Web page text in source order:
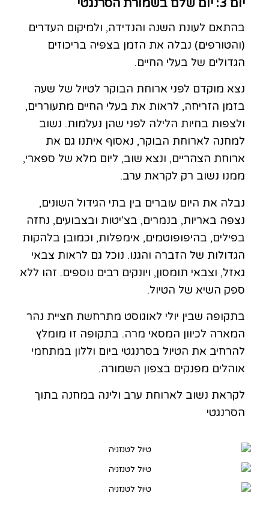
יום 3: יום שלם בשמורת הסרנגטי
בהתאם לעונת השנה והנדידה, ולמיקום העדרים
(והטורפים) נבלה את הזמן בצפיה בריכוזים
הגדולים של בעלי החיים.
נצא מוקדם לפני ארוחת הבוקר לטיול של שעה
בזמן הזריחה, לראות את בעלי החיים מתעוררים,
ולצפות בחיות הלילה לפני שהן נעלמות. נשוב
למחנה לארוחת הבוקר, נאסוף איתנו גם את
ארוחת הצהריים, ונצא שוב, ליום מלא של ספארי,
ממנו נשוב רק לקראת ערב.
נבלה את היום עוברים בין בתי הגידול השונים,
נצפה באריות, בנמרים, בצ'יטות ובצבועים, נחזה
בפילים, בהיפופוטמים, אימפלות, וכמובן בלהקות
הגדולות של הזברה והגנו. נוכל גם לראות צבאי
גאזל, וצבאי תומסון, ויונקים רבים נוספים. זהו ללא
ספק השיא של הטיול.
בתקופה שבין יולי לאוגוסט מתרחשת חציית נהר
המארה לכיוון המסאי מרה. בתקופה זו מומלץ
להרחיב את הטיול בסרנגטי ביום וללון במתחמי
אוהלים מפנקים בצפון השמורה.
לקראת נשוב לארוחת ערב ולינה במחנה בתוך
הסרנגטי